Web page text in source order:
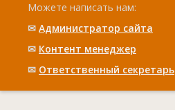
Можете написать нам:
✉ Администратор сайта
✉ Контент менеджер
✉ Ответственный cекретарь